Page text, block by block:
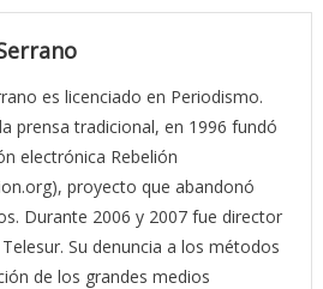
es licenciado en Periodismo.
prensa tradicional, en 1996 fundó
electrónica Rebelión
proyecto que abandonó
Durante 2006 y 2007 fue director
Su denuncia a los métodos
de los grandes medios